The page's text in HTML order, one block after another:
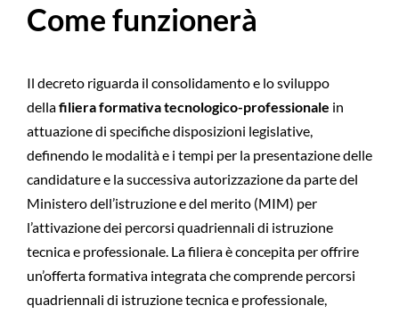
Come funzionerà
Il decreto riguarda il consolidamento e lo sviluppo
dellafiliera formativa tecnologico-professionale in
attuazione di specifiche disposizioni legislative,
definendo le modalità e i tempi per la presentazione delle
candidature e la successiva autorizzazione da parte del
Ministero dell’istruzione e del merito (MIM) per
l’attivazione dei percorsi quadriennali di istruzione
tecnica e professionale. La filiera è concepita per offrire
un’offerta formativa integrata che comprende percorsi
quadriennali di istruzione tecnica e professionale,